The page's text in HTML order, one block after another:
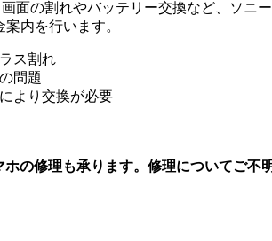
面の割れやバッテリー交換など、ソニ
内を行います。
ス割れ
問題
より交換が必要
の修理も承ります。修理についてご不